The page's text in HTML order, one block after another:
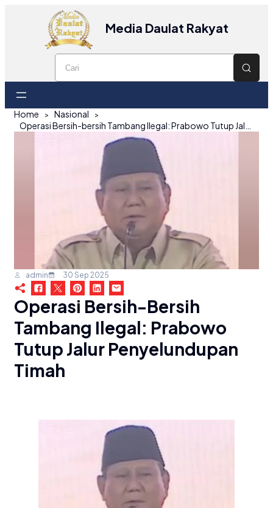
Media Daulat Rakyat
Home
Nasional
admin 30 Sep 2025
Operasi Bersih-Bersih
Tambang Ilegal: Prabowo
Tutup Jalur Penyelundupan
Timah